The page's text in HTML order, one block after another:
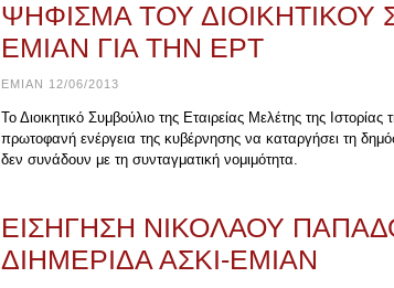
ΨΗΦΙΣΜΑ ΤΟΥ ΔΙΟΙΚΗΤΙΚΟΥ
ΕΜΙΑΝ ΓΙΑ ΤΗΝ ΕΡΤ
EMIAN 12/06/2013
Το Διοικητικό Συμβούλιο της Εταιρείας Μελέτης της
πρωτοφανή ενέργεια της κυβέρνησης να καταργήσει τη
δεν συνάδουν με τη συνταγματική νομιμότητα.
ΕΙΣΗΓΗΣΗ ΝΙΚΟΛΑΟΥ
ΔΙΗΜΕΡΙΔΑ ΑΣΚΙ-ΕΜΙΑΝ